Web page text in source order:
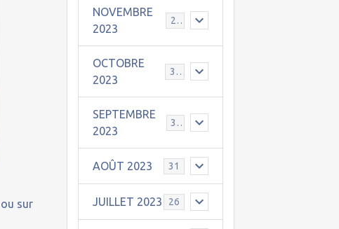
sur
NOVEMBRE
2023
24
OCTOBRE
2023
31
SEPTEMBRE
2023
30
AOÛT 2023 31
JUILLET 2023 26